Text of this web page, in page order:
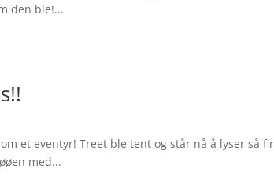
den ble!...
et eventyr! Treet ble tent og står nå å lyser så
med...